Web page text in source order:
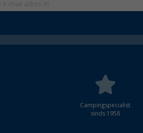
Campingspecialist
sinds 1958